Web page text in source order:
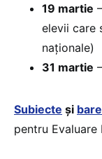
19 martie
elevii care
naționale)
31 martie
Subiecte și
pentru